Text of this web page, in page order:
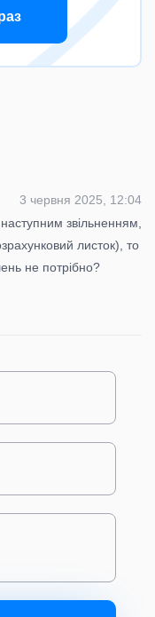
3 червня 2025, 12:04
звільненням,
листок), то
не потрібно?